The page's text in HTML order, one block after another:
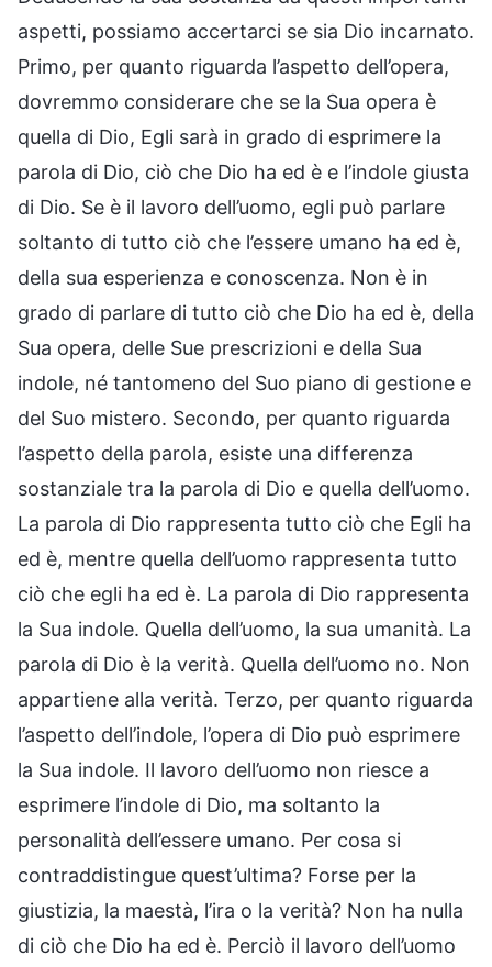
aspetti, possiamo accertarci se sia Dio incarnato.
Primo, per quanto riguarda l’aspetto dell’opera,
dovremmo considerare che se la Sua opera è
quella di Dio, Egli sarà in grado di esprimere la
parola di Dio, ciò che Dio ha ed è e l’indole giusta
di Dio. Se è il lavoro dell’uomo, egli può parlare
soltanto di tutto ciò che l’essere umano ha ed è,
della sua esperienza e conoscenza. Non è in
grado di parlare di tutto ciò che Dio ha ed è, della
Sua opera, delle Sue prescrizioni e della Sua
indole, né tantomeno del Suo piano di gestione e
del Suo mistero. Secondo, per quanto riguarda
l’aspetto della parola, esiste una differenza
sostanziale tra la parola di Dio e quella dell’uomo.
La parola di Dio rappresenta tutto ciò che Egli ha
ed è, mentre quella dell’uomo rappresenta tutto
ciò che egli ha ed è. La parola di Dio rappresenta
la Sua indole. Quella dell’uomo, la sua umanità. La
parola di Dio è la verità. Quella dell’uomo no. Non
appartiene alla verità. Terzo, per quanto riguarda
l’aspetto dell’indole, l’opera di Dio può esprimere
la Sua indole. Il lavoro dell’uomo non riesce a
esprimere l’indole di Dio, ma soltanto la
personalità dell’essere umano. Per cosa si
contraddistingue quest’ultima? Forse per la
giustizia, la maestà, l’ira o la verità? Non ha nulla
di ciò che Dio ha ed è. Perciò il lavoro dell’uomo